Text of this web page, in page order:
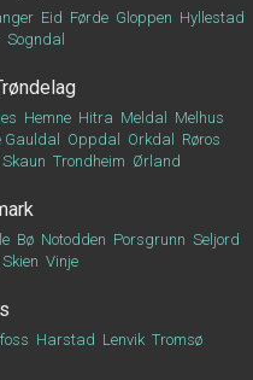
Eid Førde Gloppen Hyllestad
Sogndal
Hemne Hitra Meldal
Melhus
Gauldal
Oppdal Orkdal
Røros
Skaun Trondheim Ørland
Bø Notodden Porsgrunn Seljord
Skien Vinje
Harstad Lenvik Tromsø